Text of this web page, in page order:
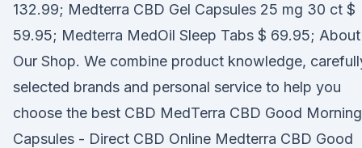
132.99; Medterra CBD Gel Capsules 25 mg 30 ct $
59.95; Medterra MedOil Sleep Tabs $ 69.95; About
Our Shop. We combine product knowledge,
selected brands and personal service to help you
choose the best CBD MedTerra CBD Good Morning
Capsules - Direct CBD Online Medterra CBD Good